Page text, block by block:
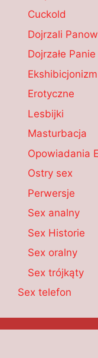
Cuckold
Dojrzali
Dojrzałe Panie
Ekshibicjonizm
Erotyczne
Lesbijki
Masturbacja
Opowiadania
Ostry sex
Perwersje
Sex analny
Sex Historie
Sex oralny
Sex trójkąty
Sex telefon